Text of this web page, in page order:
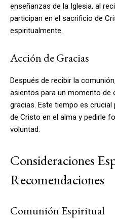
enseñanzas de la Iglesia, al
participan en el sacrificio de
espiritualmente.
Acción de Gracias
Después de recibir la
asientos para un momento de
gracias. Este tiempo es
de Cristo en el alma y pedirle
voluntad.
Consideraciones
Recomendaciones
Comunión Espiritual